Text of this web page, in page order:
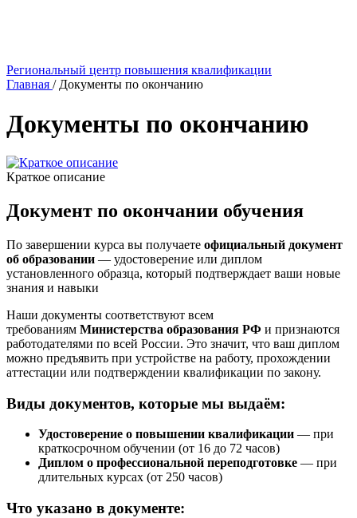
Региональный центр повышения квалификации
Главная / Документы по окончанию
Документы по окончанию
Краткое описание
Документ по окончании обучения
По завершении курса вы получаете официальный документ
об образовании — удостоверение или диплом
установленного образца, который подтверждает ваши новые
знания и навыки
Наши документы соответствуют всем
требованиям Министерства образования РФ и признаются
работодателями по всей России. Это значит, что ваш диплом
можно предъявить при устройстве на работу, прохождении
аттестации или подтверждении квалификации по закону.
Виды документов, которые мы выдаём:
Удостоверение о повышении квалификации — при
краткосрочном обучении (от 16 до 72 часов)
Диплом о профессиональной переподготовке — при
длительных курсах (от 250 часов)
Что указано в документе: